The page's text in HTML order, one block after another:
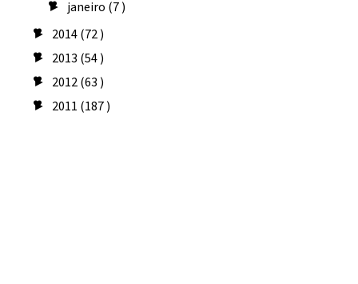
► janeiro (7 )
► 2014(72 )
► 2013 (54 )
► 2012(63 )
► 2011 (187 )